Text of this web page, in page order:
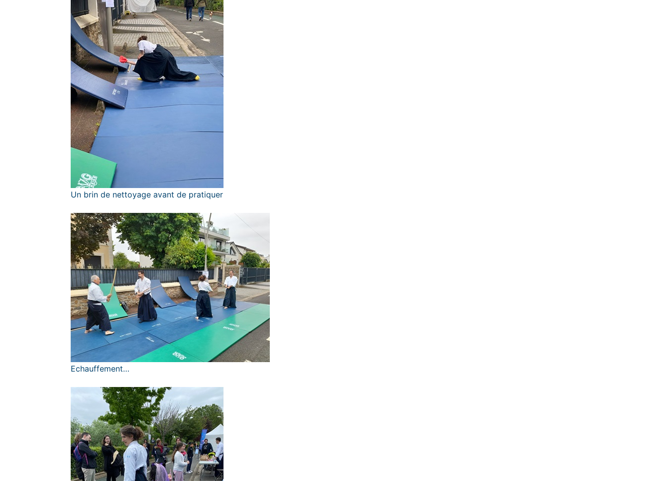
Un brin de nettoyage avant de pratiquer
Echauffement…